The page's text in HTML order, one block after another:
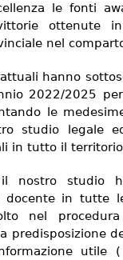
le fonti
ottenute
nel
hanno
2022/2025
le
studio legale
in tutto il
nostro studio
docente in tutte
nel
predisposizione
utile